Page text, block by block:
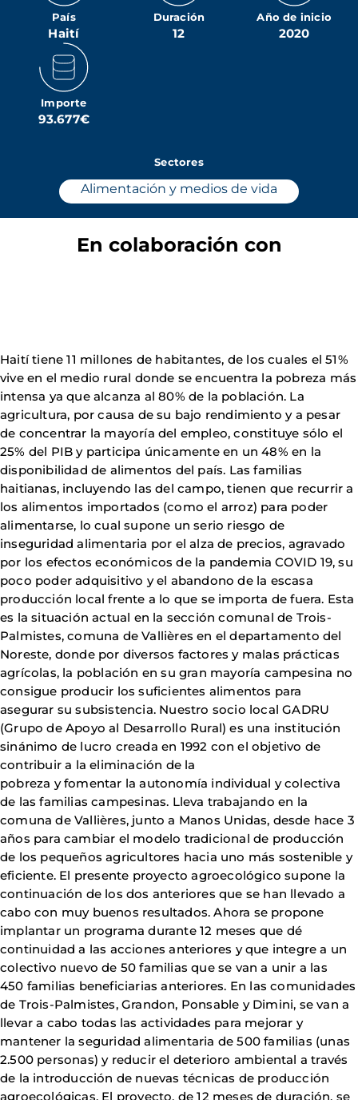
País
Haití
Duración
12
Año de inicio
2020
Importe
93.677€
Sectores
Alimentación y medios de vida
En colaboración con
Haití tiene 11 millones de habitantes, de los cuales el 51%
vive en el medio rural donde se encuentra la pobreza más
intensa ya que alcanza al 80% de la población. La
agricultura, por causa de su bajo rendimiento y a pesar
de concentrar la mayoría del empleo, constituye sólo el
25% del PIB y participa únicamente en un 48% en la
disponibilidad de alimentos del país. Las familias
haitianas, incluyendo las del campo, tienen que recurrir a
los alimentos importados (como el arroz) para poder
alimentarse, lo cual supone un serio riesgo de
inseguridad alimentaria por el alza de precios, agravado
por los efectos económicos de la pandemia COVID 19, su
poco poder adquisitivo y el abandono de la escasa
producción local frente a lo que se importa de fuera. Esta
es la situación actual en la sección comunal de Trois-
Palmistes, comuna de Vallières en el departamento del
Noreste, donde por diversos factores y malas prácticas
agrícolas, la población en su gran mayoría campesina no
consigue producir los suficientes alimentos para
asegurar su subsistencia. Nuestro socio local GADRU
(Grupo de Apoyo al Desarrollo Rural) es una institución
sinánimo de lucro creada en 1992 con el objetivo de
contribuir a la eliminación de la
pobreza y fomentar la autonomía individual y colectiva
de las familias campesinas. Lleva trabajando en la
comuna de Vallières, junto a Manos Unidas, desde hace 3
años para cambiar el modelo tradicional de producción
de los pequeños agricultores hacia uno más sostenible y
eficiente. El presente proyecto agroecológico supone la
continuación de los dos anteriores que se han llevado a
cabo con muy buenos resultados. Ahora se propone
implantar un programa durante 12 meses que dé
continuidad a las acciones anteriores y que integre a un
colectivo nuevo de 50 familias que se van a unir a las
450 familias beneficiarias anteriores. En las comunidades
de Trois-Palmistes, Grandon, Ponsable y Dimini, se van a
llevar a cabo todas las actividades para mejorar y
mantener la seguridad alimentaria de 500 familias (unas
2.500 personas) y reducir el deterioro ambiental a través
de la introducción de nuevas técnicas de producción
agroecológicas. El proyecto, de 12 meses de duración, se